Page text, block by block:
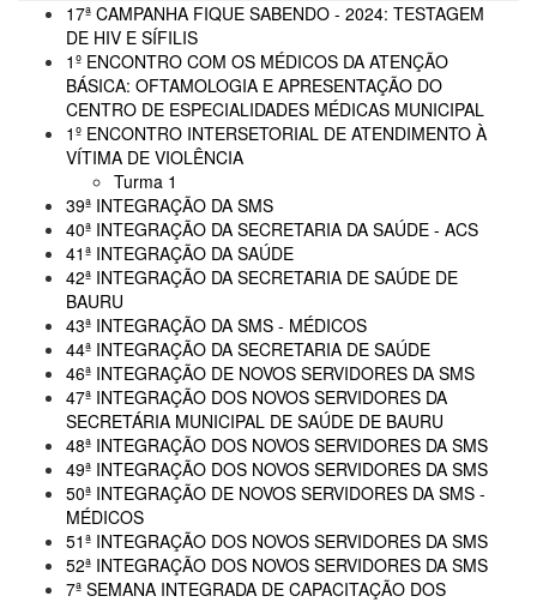
17ª CAMPANHA FIQUE SABENDO - 2024: TESTAGEM
DE HIV E SÍFILIS
1º ENCONTRO COM OS MÉDICOS DA ATENÇÃO
BÁSICA: OFTAMOLOGIA E APRESENTAÇÃO DO
CENTRO DE ESPECIALIDADES MÉDICAS MUNICIPAL
1º ENCONTRO INTERSETORIAL DE ATENDIMENTO À
VÍTIMA DE VIOLÊNCIA
Turma 1
39ª INTEGRAÇÃO DA SMS
40ª INTEGRAÇÃO DA SECRETARIA DA SAÚDE - ACS
41ª INTEGRAÇÃO DA SAÚDE
42ª INTEGRAÇÃO DA SECRETARIA DE SAÚDE DE
BAURU
43ª INTEGRAÇÃO DA SMS - MÉDICOS
44ª INTEGRAÇÃO DA SECRETARIA DE SAÚDE
46ª INTEGRAÇÃO DE NOVOS SERVIDORES DA SMS
47ª INTEGRAÇÃO DOS NOVOS SERVIDORES DA
SECRETÁRIA MUNICIPAL DE SAÚDE DE BAURU
48ª INTEGRAÇÃO DOS NOVOS SERVIDORES DA SMS
49ª INTEGRAÇÃO DOS NOVOS SERVIDORES DA SMS
50ª INTEGRAÇÃO DE NOVOS SERVIDORES DA SMS -
MÉDICOS
51ª INTEGRAÇÃO DOS NOVOS SERVIDORES DA SMS
52ª INTEGRAÇÃO DOS NOVOS SERVIDORES DA SMS
7ª SEMANA INTEGRADA DE CAPACITAÇÃO DOS